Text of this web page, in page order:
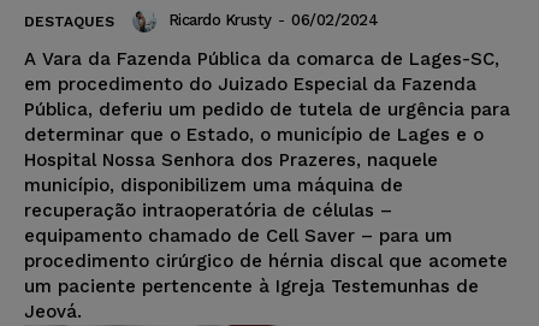
DESTAQUES Ricardo Krusty - 06/02/2024
A Vara da Fazenda Pública da comarca de Lages-SC,
em procedimento do Juizado Especial da Fazenda
Pública, deferiu um pedido de tutela de urgência para
determinar que o Estado, o município de Lages e o
Hospital Nossa Senhora dos Prazeres, naquele
município, disponibilizem uma máquina de
recuperação intraoperatória de células –
equipamento chamado de Cell Saver – para um
procedimento cirúrgico de hérnia discal que acomete
um paciente pertencente à Igreja Testemunhas de
Jeová.